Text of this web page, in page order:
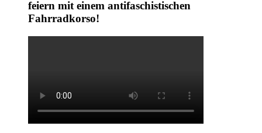
feiern mit einem antifaschistischen
Fahrradkorso!